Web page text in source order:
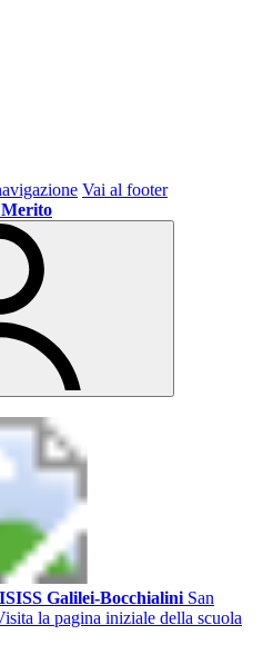
Vai al footer
ISISS Galilei-Bocchialini San
la pagina iniziale della scuola